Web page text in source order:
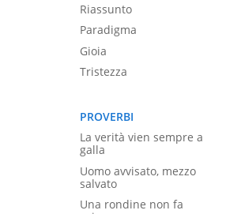
Riassunto
Paradigma
Gioia
Tristezza
PROVERBI
La verità vien sempre a
galla
Uomo avvisato, mezzo
salvato
Una rondine non fa